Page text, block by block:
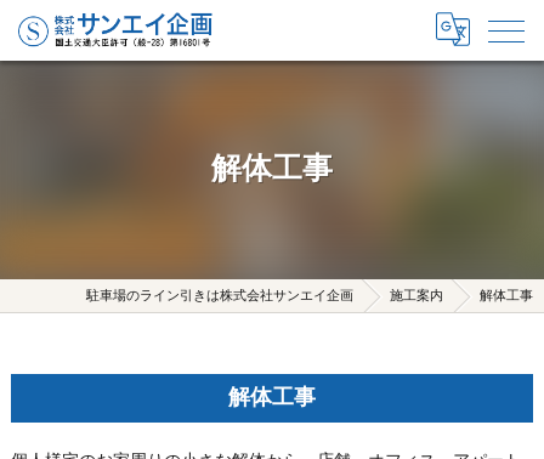
解体工事
駐車場のライン引きは株式会社サンエイ企画 施工案内 解体工事
解体工事